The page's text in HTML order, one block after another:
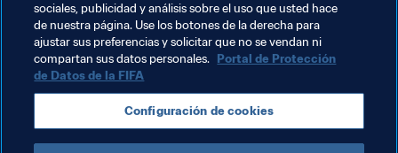
Temas relacionados
Argentina CONMEBOL
sociales, publicidad y análisis sobre el uso que usted hace
de nuestra página. Use los botones de la derecha para
ajustar sus preferencias y solicitar que no se vendan ni
compartan sus datos personales. Portal de Protección
de Datos de la FIFA
Configuración de cookies